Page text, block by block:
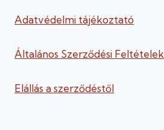
Adatvédelmi tájékoztató
Általános Szerződési Feltételek
Elállás a szerződéstől